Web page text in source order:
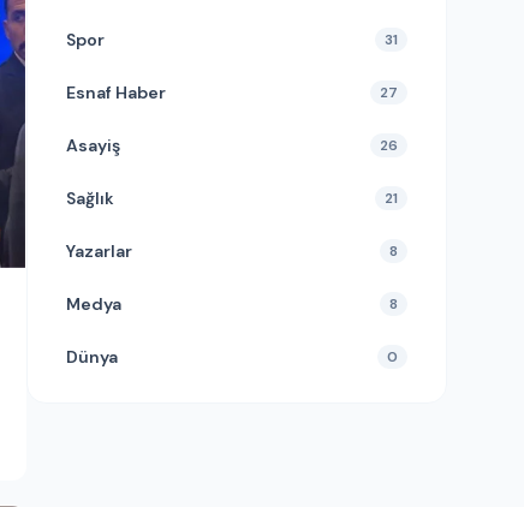
Spor 31
Esnaf Haber 27
Asayiş 26
Sağlık 21
Yazarlar 8
Medya 8
Dünya 0